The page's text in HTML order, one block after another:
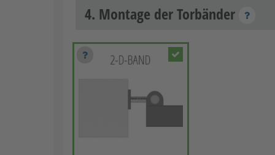
4. Montage der Torbänder